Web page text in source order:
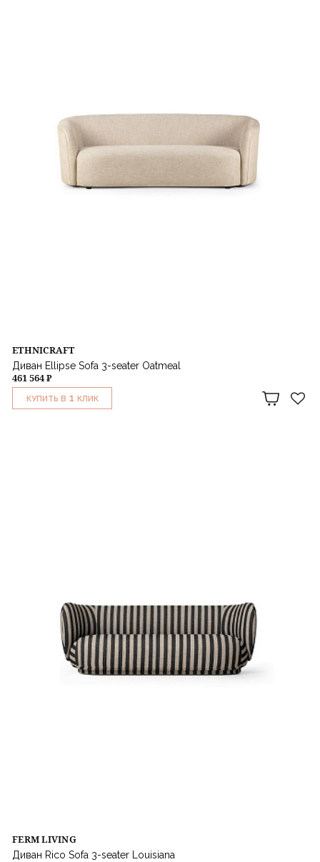
ETHNICRAFT
Диван Ellipse Sofa 3-seater Oatmeal
461 564 ₽
КУПИТЬ В 1 КЛИК
FERM LIVING
Диван Rico Sofa 3-seater Louisiana